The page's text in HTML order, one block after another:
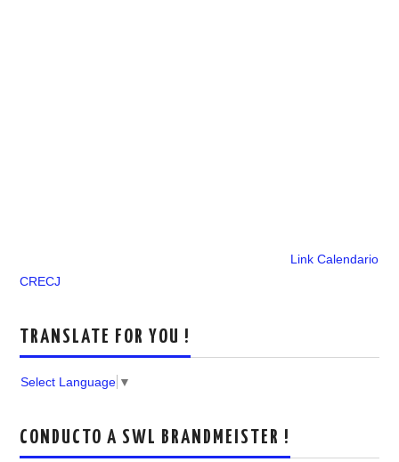
Link Calendario
CRECJ
TRANSLATE FOR YOU !
Select Language ▼
CONDUCTO A SWL BRANDMEISTER !